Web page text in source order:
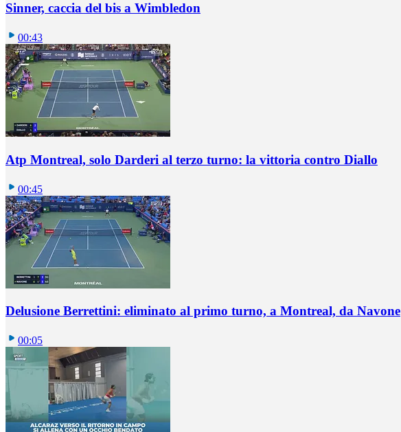
Sinner, caccia del bis a Wimbledon
00:43
Atp Montreal, solo Darderi al terzo turno: la vittoria contro Diallo
00:45
Delusione Berrettini: eliminato al primo turno, a Montreal, da Navone
00:05